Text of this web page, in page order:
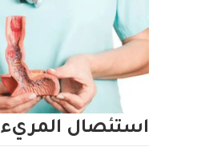
استئصال المريء